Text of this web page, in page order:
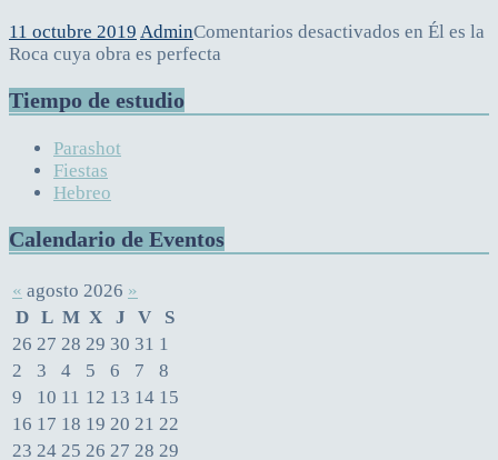
11 octubre 2019 AdminComentarios desactivados en Él es la
Roca cuya obra es perfecta
Tiempo de estudio
Parashot
Fiestas
Hebreo
Calendario de Eventos
« agosto 2026 »
D L M X J V
S
26 27 28 29 30 31 1
2
3 4 5 6 7
8
9
10 11 12 13 14 15
16 17 18 19 20 21 22
23 24 25 26 27 28 29